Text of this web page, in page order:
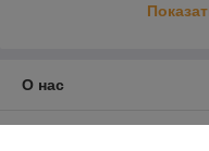
О нас